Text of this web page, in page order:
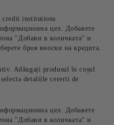
institutions
цел. Добавете
"Добави в количката" и
броя вноски на кредита.
Adăugați produsul în coșul
detaliile cererii de
цел. Добавете
"Добави в количката" и